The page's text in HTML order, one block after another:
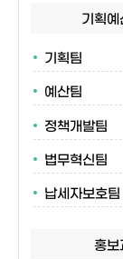
기획예
기획팀
예산팀
정책개발팀
법무혁신팀
납세자보호팀
홍보